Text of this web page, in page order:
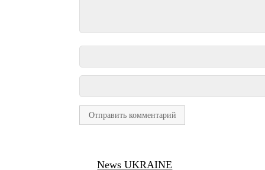
News UKRAINE